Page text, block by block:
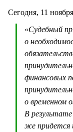
Сегодня, 11
«Судебный
о
финансовых
о временном
В
же придется